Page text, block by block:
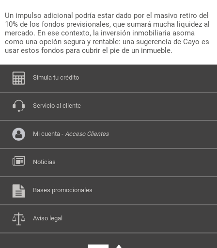
Un impulso adicional podría estar dado por el masivo retiro del
10% de los fondos previsionales, que sumará mucha liquidez al
mercado. En ese contexto, la inversión inmobiliaria asoma
como una opción segura y rentable: una sugerencia de Cayo es
usar estos fondos para cubrir el pie de un inmueble.
Simula tu crédito
Servicio al cliente
Mi cuenta - Acceso Clientes
Noticias
Bases promocionales
Aviso legal